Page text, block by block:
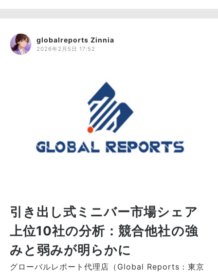
globalreports Zinnia
2026年2月5日 17:52
引き出し式ミニバー市場シェア
上位10社の分析：競合他社の強
みと弱みが明らかに
グローバルレポート代理店（Global Reports：東京